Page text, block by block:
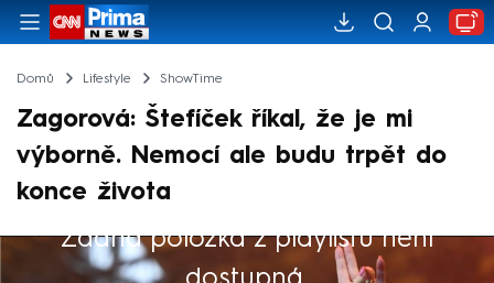
Domů Lifestyle ShowTime
Zagorová: Štefíček říkal, že je mi
výborně. Nemocí ale budu trpět do
konce života
Žádná položka z playlistu není
Výběr redakce